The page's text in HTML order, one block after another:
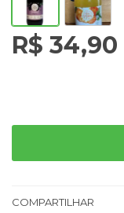
R$ 34,90
COMPARTILHAR